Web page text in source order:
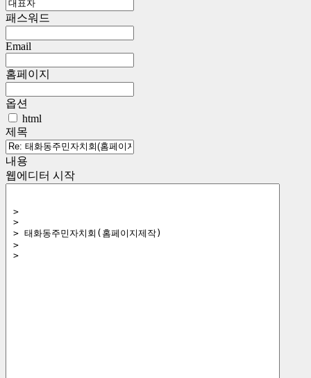
패스워드
Email
홈페이지
옵션
html
제목
내용
웹에디터 시작